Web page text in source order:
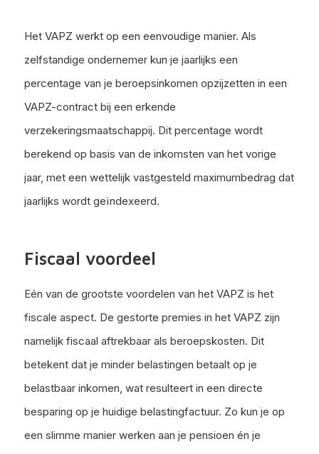
Het VAPZ werkt op een eenvoudige manier. Als
zelfstandige ondernemer kun je jaarlijks een
percentage van je beroepsinkomen opzijzetten in een
VAPZ-contract bij een erkende
verzekeringsmaatschappij. Dit percentage wordt
berekend op basis van de inkomsten van het vorige
jaar, met een wettelijk vastgesteld maximumbedrag dat
jaarlijks wordt geïndexeerd.
Fiscaal voordeel
Eén van de grootste voordelen van het VAPZ is het
fiscale aspect. De gestorte premies in het VAPZ zijn
namelijk fiscaal aftrekbaar als beroepskosten. Dit
betekent dat je minder belastingen betaalt op je
belastbaar inkomen, wat resulteert in een directe
besparing op je huidige belastingfactuur. Zo kun je op
een slimme manier werken aan je pensioen én je